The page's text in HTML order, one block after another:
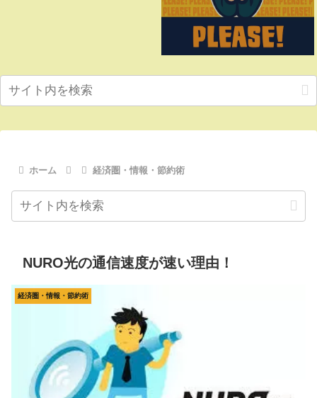
ホーム 経済圏・情報・節約術
NURO光の通信速度が速い理由！
経済圏・情報・節約術